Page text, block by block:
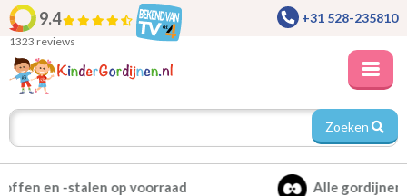
9.4
1323 reviews
+31 528-235810
Zoeken
Alle gordijnen verduisterend leverbaar